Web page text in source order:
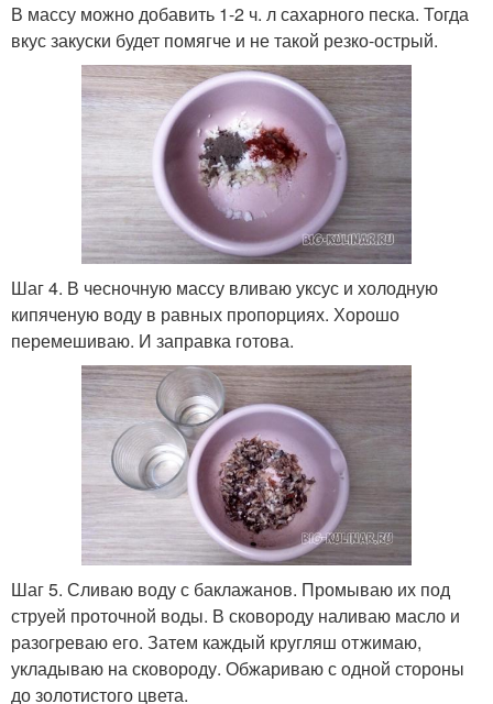
В массу можно добавить 1-2 ч. л сахарного песка. Тогда
вкус закуски будет помягче и не такой резко-острый.
Шаг 4. В чесночную массу вливаю уксус и холодную
кипяченую воду в равных пропорциях. Хорошо
перемешиваю. И заправка готова.
Шаг 5. Сливаю воду с баклажанов. Промываю их под
струей проточной воды. В сковороду наливаю масло и
разогреваю его. Затем каждый кругляш отжимаю,
укладываю на сковороду. Обжариваю с одной стороны
до золотистого цвета.